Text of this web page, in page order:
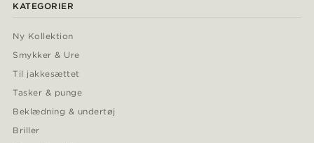
KATEGORIER
Ny Kollektion
Smykker & Ure
Til jakkesættet
Tasker & punge
Beklædning & undertøj
Briller